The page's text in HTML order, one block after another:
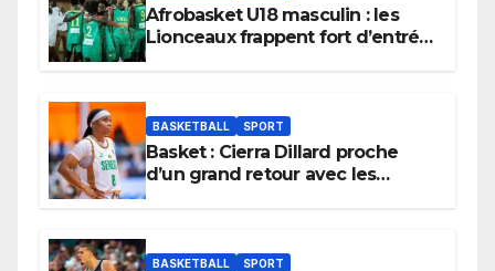
Afrobasket U18 masculin : les
Lionceaux frappent fort d’entrée
BASKETBALL SPORT
Basket : Cierra Dillard proche
d’un grand retour avec les
BASKETBALL SPORT